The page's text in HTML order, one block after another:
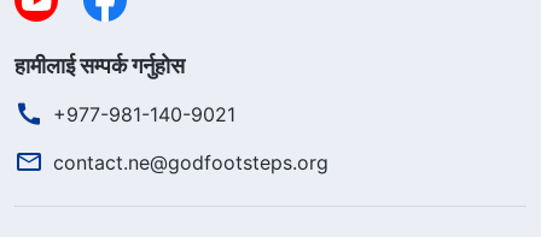
हामीलाई सम्पर्क गर्नुहोस
+977-981-140-9021
contact.ne@godfootsteps.org